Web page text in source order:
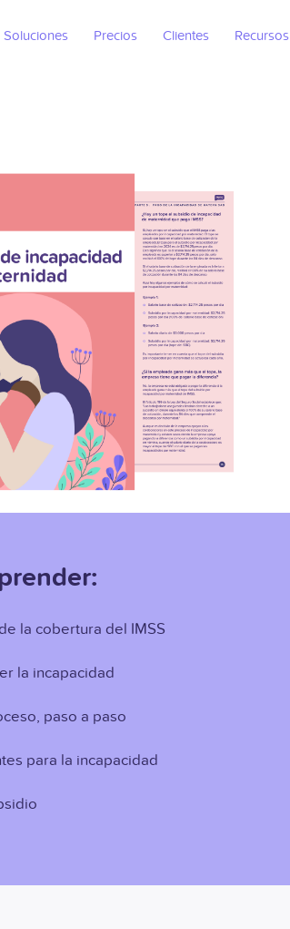
Soluciones Precios Clientes Recursos
la cobertura del IMSS
la incapacidad
paso a paso
para la incapacidad